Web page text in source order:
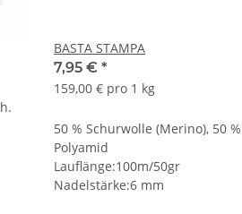
BASTA STAMPA
7,95 € *
159,00 € pro 1 kg
50 % Schurwolle (Merino), 50 %
Polyamid
Lauflänge:100m/50gr
Nadelstärke:6 mm